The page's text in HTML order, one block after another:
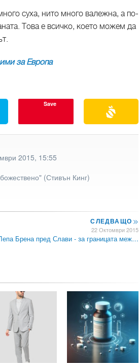
суха, нито много валежна, а по-
Това е всичко, което можем да
за Европа
Save
2015, 15:55
(Стивън Кинг)
СЛЕДВАЩО>>
22 Октомври 2015
Брена пред Слави - за границата меж…